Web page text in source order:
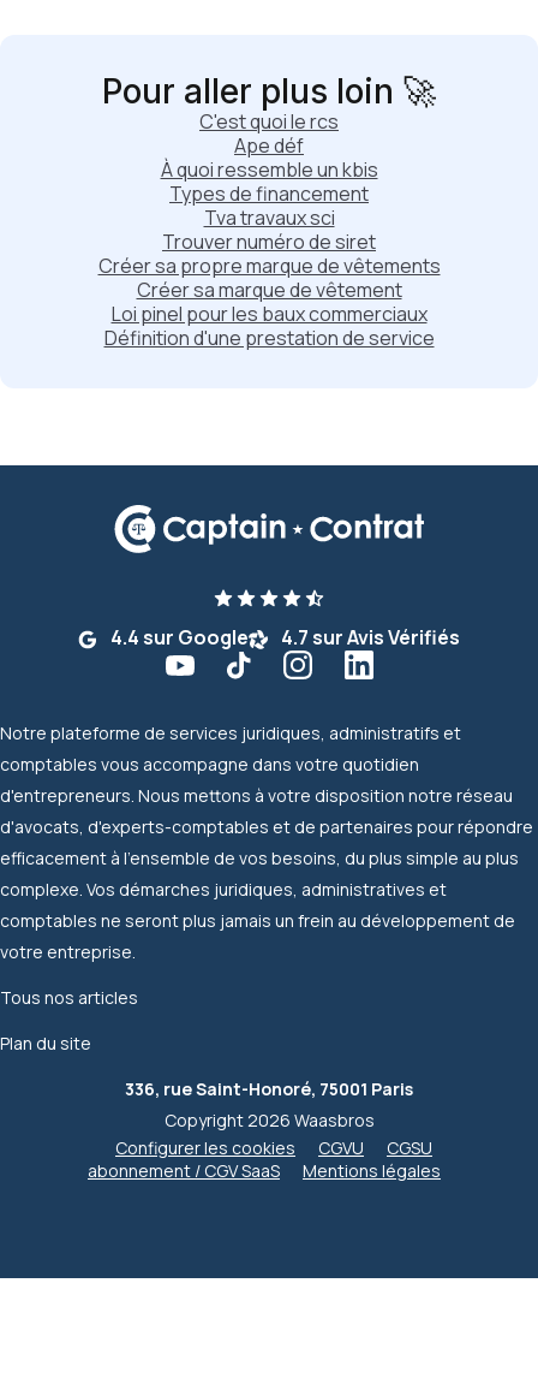
Pour aller plus loin 🚀
C'est quoi le rcs
Ape déf
À quoi ressemble un kbis
Types de financement
Tva travaux sci
Trouver numéro de siret
Créer sa propre marque de vêtements
Créer sa marque de vêtement
Loi pinel pour les baux commerciaux
Définition d'une prestation de service
4.4 sur Google 4.7 sur Avis Vérifiés
Notre plateforme de services juridiques, administratifs et
comptables vous accompagne dans votre quotidien
d'entrepreneurs. Nous mettons à votre disposition notre réseau
d'avocats, d'experts-comptables et de partenaires pour répondre
efficacement à l'ensemble de vos besoins, du plus simple au plus
complexe. Vos démarches juridiques, administratives et
comptables ne seront plus jamais un frein au développement de
votre entreprise.
Tous nos articles
Plan du site
336, rue Saint-Honoré, 75001 Paris
Copyright 2026 Waasbros
Configurer les cookies
CGVU
CGSU
abonnement / CGV SaaS
Mentions légales